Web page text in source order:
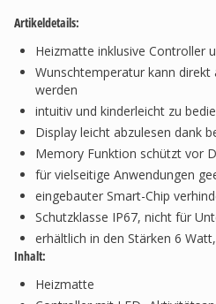
Artikeldetails:
Heizmatte inklusive Controller
Wunschtemperatur kann
werden
intuitiv und kinderleicht zu
Display leicht abzulesen dank
Memory Funktion schützt vor
für vielseitige Anwendungen
eingebauter Smart-Chip
Schutzklasse IP67, nicht für
erhältlich in den Stärken 6
Inhalt:
Heizmatte